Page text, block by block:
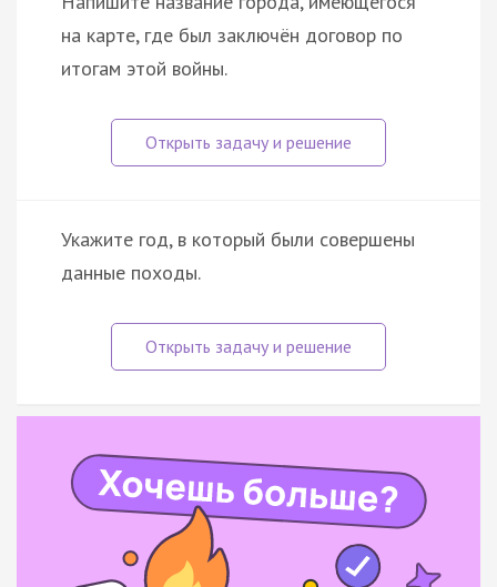
на карте, где был заключён договор по
итогам этой войны.
Укажите год, в который были совершены
данные походы.